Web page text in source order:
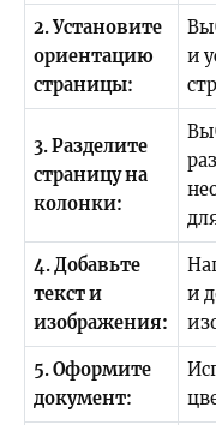
2. Установите
ориентацию
страницы:
и
3. Разделите
страницу на
колонки:
4. Добавьте
текст и
изображения:
и
5. Оформите
документ: